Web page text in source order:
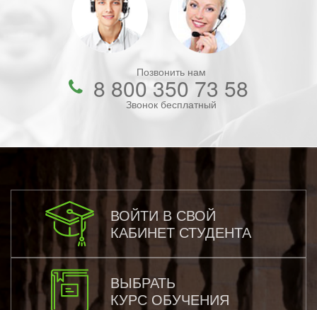
Позвонить нам
8 800 350 73 58
Звонок бесплатный
ВОЙТИ В СВОЙ
КАБИНЕТ СТУДЕНТА
ВЫБРАТЬ
КУРС ОБУЧЕНИЯ